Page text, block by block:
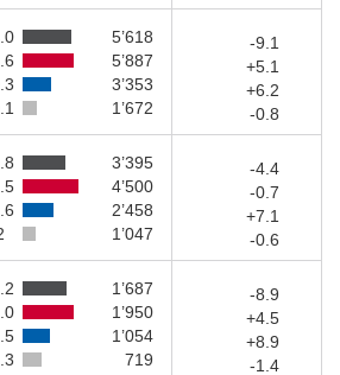
5’618
5’887
3’353
1’672
-9.1
+5.1
+6.2
-0.8
3’395
4’500
2’458
1’047
-4.4
-0.7
+7.1
-0.6
1’687
1’950
1’054
719
-8.9
+4.5
+8.9
-1.4